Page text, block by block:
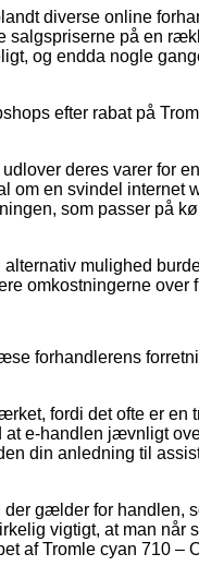
diverse online
salgspriserne på en
og endda nogle
efter rabat på
deres varer for
om en svindel internet
som passer på
mulighed
omkostningerne over
forhandlerens
fordi det ofte er en
e-handlen jævnligt
din anledning til
der gælder for handlen,
vigtigt, at man når
af Tromle cyan 710 –